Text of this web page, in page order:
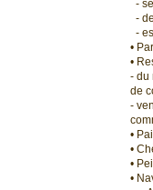
-
-
-
•
•
- du
de
-
•
•
•
•